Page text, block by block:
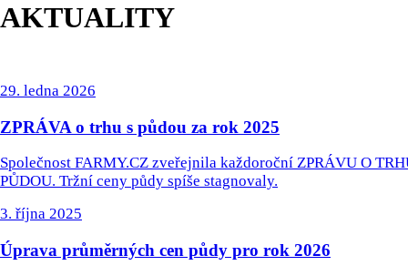
AKTUALITY
29. ledna 2026
ZPRÁVA o trhu s půdou za rok 2025
Společnost FARMY.CZ zveřejnila každoroční ZPRÁVU O
PŮDOU. Tržní ceny půdy spíše stagnovaly.
3. října 2025
Úprava průměrných cen půdy pro rok 2026